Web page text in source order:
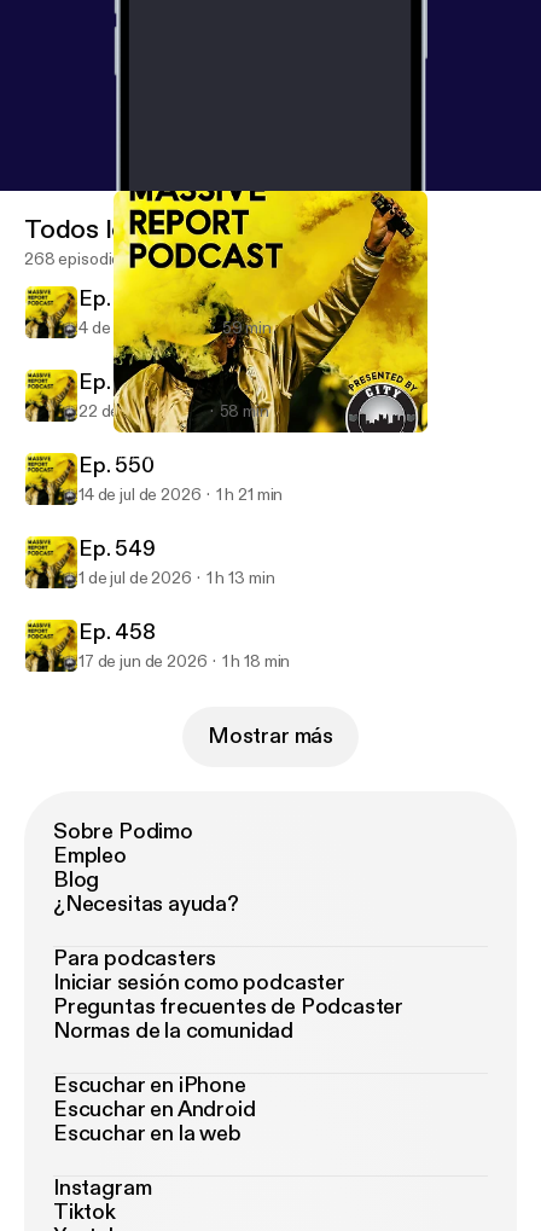
Massive Report Podcast
Todos los episodios
268 episodios
Ep. 252
4 de ago de 2026 59 min
Ep. 551
22 de jul de 2026 58 min
Ep. 550
14 de jul de 2026 1 h 21 min
Ep. 549
1 de jul de 2026 1 h 13 min
Ep. 458
17 de jun de 2026 1 h 18 min
Mostrar más
Sobre Podimo
Empleo
Blog
¿Necesitas ayuda?
Para podcasters
Iniciar sesión como podcaster
Preguntas frecuentes de Podcaster
Normas de la comunidad
Escuchar en iPhone
Escuchar en Android
Escuchar en la web
Instagram
Tiktok